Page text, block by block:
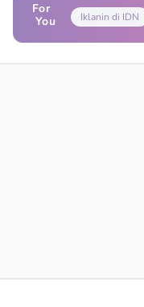
For
You
Iklanin di IDN